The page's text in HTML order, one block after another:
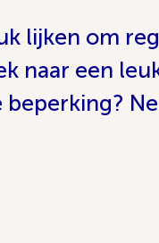
lijken om
naar een